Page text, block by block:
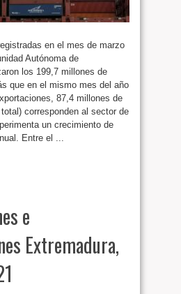
en el mes de marzo
Autónoma de
los 199,7 millones de
que en el mismo mes del año
87,4 millones de
corresponden al sector de
un crecimiento de
Entre el ...
e
Extremadura,